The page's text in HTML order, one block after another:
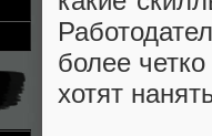
более
хотят